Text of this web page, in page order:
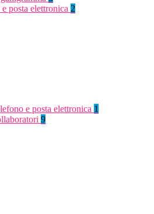
posta elettronica 2
e posta elettronica 1
9